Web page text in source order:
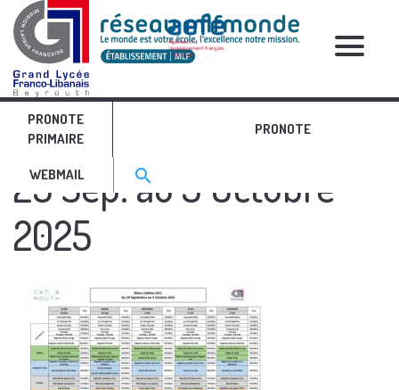
PRONOTE
PRIMAIRE
PRONOTE
WEBMAIL Search for:>
search
RELATIVE POSTS
Menu Cafètes GLFL du
29 Sep. au 3 Octobre
2025